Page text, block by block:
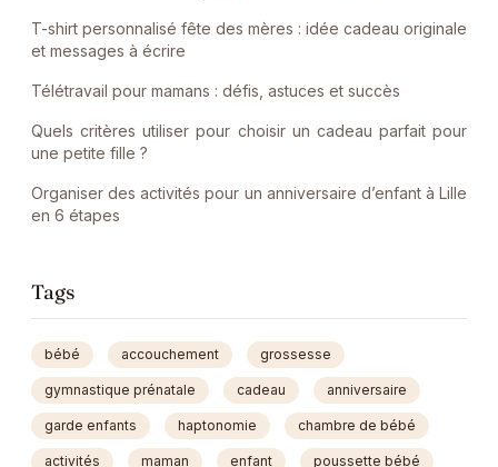
T-shirt personnalisé fête des mères : idée cadeau originale
et messages à écrire
Télétravail pour mamans : défis, astuces et succès
Quels critères utiliser pour choisir un cadeau parfait pour
une petite fille ?
Organiser des activités pour un anniversaire d’enfant à Lille
en 6 étapes
Tags
bébé accouchement grossesse
gymnastique prénatale cadeau anniversaire
garde enfants haptonomie chambre de bébé
activités maman enfant poussette bébé